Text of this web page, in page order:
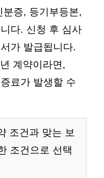
증, 등기부등본,
다. 신청 후 심사
가 발급됩니다.
계약이라면,
료가 발생할 수
조건과 맞는 보
조건으로 선택